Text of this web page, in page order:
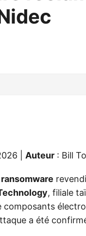
| Auteur : Bill
, filiale
a été